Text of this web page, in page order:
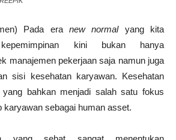
Pada era new normalyang kita
kini bukan hanya
manajemen pekerjaan saja namun juga
sisi kesehatan karyawan. Kesehatan
yang bahkan menjadi salah satu fokus
karyawan sebagai human asset.